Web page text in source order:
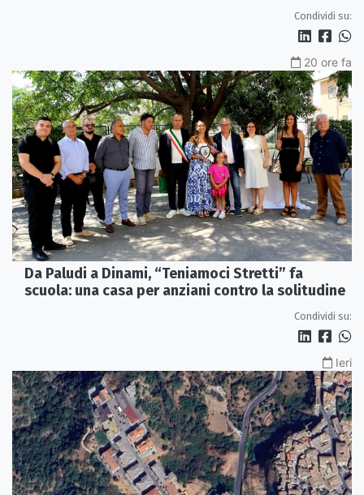
Condividi su:
20 ore fa
Da Paludi a Dinami, “Teniamoci Stretti” fa
scuola: una casa per anziani contro la solitudine
Condividi su:
Ieri